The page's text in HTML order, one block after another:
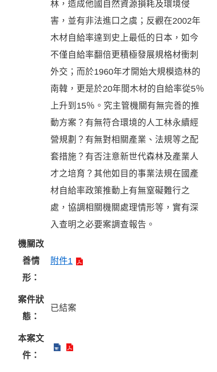
林，造成他國自然資源損耗及環境侵
害，並有非法進口之虞；反觀在2002年
木材自給率達到史上最低的日本，如今
不僅自給率翻倍更積極發展規格材衝刺
外交；而於1960年才開始大規模造林的
南韓，更是於20年間木材的自給率從5％
上升到15％。究主管機關有無完善的推
動方案？有無符合環境的人工林永續經
營規劃？有無對相關產業、法規等之配
套措施？有否注意新世代森林及產業人
才之培育？其他如目的事業法規在國產
材自給率政策推動上有無窒礙難行之
處，協調相關機關處理情形等，實有深
入查明之必要案調查報告。
機關改
善情
形：
附件1
案件狀
態：
已結案
本案文
件：